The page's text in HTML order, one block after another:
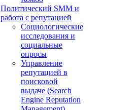
Политический SMM и
работа с репутацией
Социологические
исследования и
социальные
опросы
Управление
репутацией в
поисковой
выдаче (Search
Engine Reputation